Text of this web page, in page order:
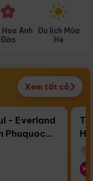
Hoa Anh
Đào
Du lịch Mùa
Hè
Xem tất cả
Điểm nổi bật
- Everland
Phuquoc